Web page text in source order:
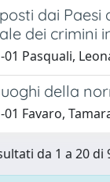
dai
dei crimini
01 Pasquali,
della
01 Favaro,
da 1 a 20 di